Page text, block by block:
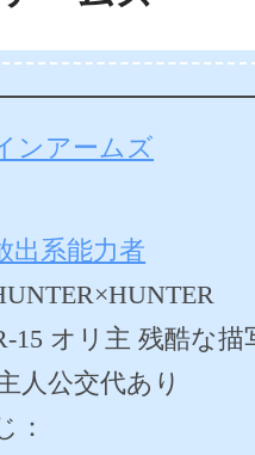
ンアームズ
出系能力者
15 オリ主 残酷な
人公交代あり
：